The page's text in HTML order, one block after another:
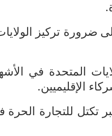
ضرورة تركيز
المتحدة في
الإقليميين.
للتجارة الحرة